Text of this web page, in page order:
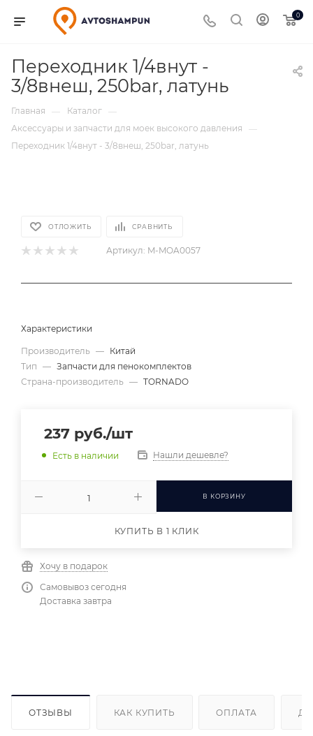
0
Переходник 1/4внут -
3/8внеш, 250bar, латунь
Главная — Каталог —
Аксессуары и запчасти для моек высокого давления
—
Переходник 1/4внут - 3/8внеш, 250bar, латунь
ОТЛОЖИТЬ СРАВНИТЬ
Артикул: M-MOA0057
Характеристики
Производитель — Китай
Тип — Запчасти для пенокомплектов
Страна-производитель — TORNADO
237 руб./шт
Есть в наличии Нашли дешевле?
В КОРЗИНУ
КУПИТЬ В 1 КЛИК
Хочу в подарок
Самовывоз сегодня
Доставка завтра
ОТЗЫВЫ КАК КУПИТЬ ОПЛАТА